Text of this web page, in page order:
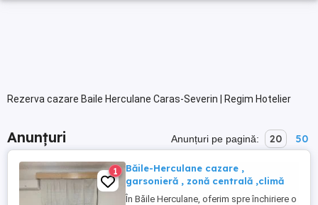
Rezerva cazare Baile Herculane Caras-Severin | Regim Hotelier
Anunțuri Anunțuri pe pagină: 20 50
1
Băile-Herculane cazare ,
garsonieră , zonă centrală ,climă
În Băile Herculane, oferim spre închiriere o